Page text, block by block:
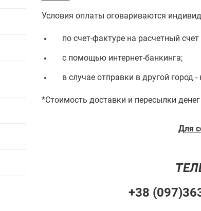
Условия оплаты оговариваются
по счет-фактуре на расчетный
с помощью интернет-банкинга;
в случае отправки в другой
*Стоимость доставки и пересылки
Для
+38